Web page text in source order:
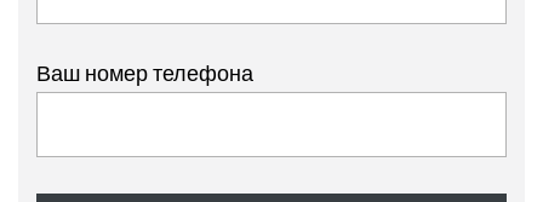
Ваш номер телефона